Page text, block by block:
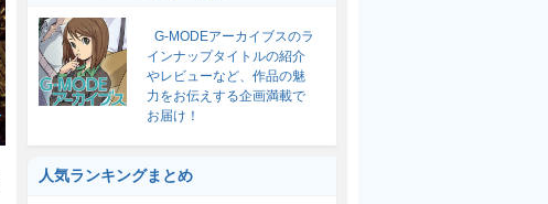
G-MODEアーカイブスのラ
インナップタイトルの紹介
やレビューなど、作品の魅
力をお伝えする企画満載で
お届け！
人気ランキングまとめ